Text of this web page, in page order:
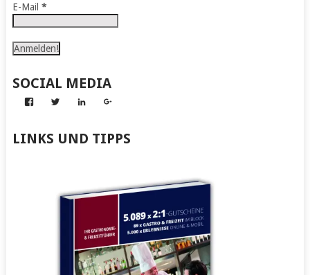
E-Mail *
SOCIAL MEDIA
Profil
Nachmachen
Profil
Kapff
Profil
Kapff
Profil
Kapff
LINKS UND TIPPS